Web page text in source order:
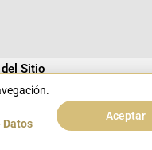
Sitio
Datos
Aceptar